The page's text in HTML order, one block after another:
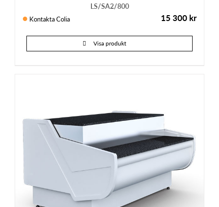
LS/SA2/800
Kontakta Colia 15 300 kr
Visa produkt